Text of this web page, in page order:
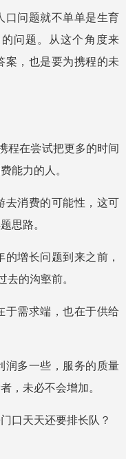
口问题就不单单是生育
问题。从这个角度来
案，也是要为携程的未
程在尝试把更多的时间
能力的人。
去消费的可能性，这可
思路。
增长问题到来之前，
去的沟壑前。
于需求端，也在于供给
润多一些，服务的质量
，未必不会增加。
口天天还要排长队？